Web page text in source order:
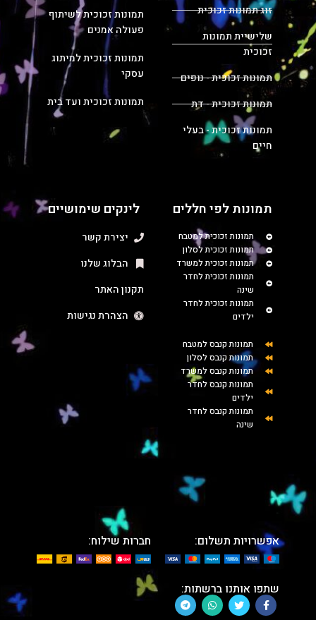
זוג תמונות זכוכית
שלישיית תמונות
זכוכית
תמונות זכוכית - נופים
תמונות זכוכית - דת
תמונות זכוכית - בעלי
חיים
תמונות זכוכית לשיתוף
פעולה אמנים
תמונות זכוכית למיתוג
עסקי
תמונות זכוכית ועד בית
תמונות לפי חללים
תמונות זכוכית למטבח
תמונות זכוכית לסלון
תמונות זכוכית למשרד
תמונות זכוכית לחדר
שינה
תמונות זכוכית לחדר
ילדים
תמונות קנבס למטבח
תמונות קנבס לסלון
תמונות קנבס למשרד
תמונות קנבס לחדר
ילדים
תמונות קנבס לחדר
שינה
לינקים שימושיים
יצירת קשר
הבלוג שלנו
תקנון האתר
הצהרת נגישות
אפשרויות תשלום: חברות שילוח:
שתפו אותנו ברשתות: